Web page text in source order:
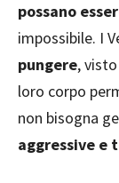
possano
impossibile. I
pungere,
loro corpo
non bisogna
aggressive e